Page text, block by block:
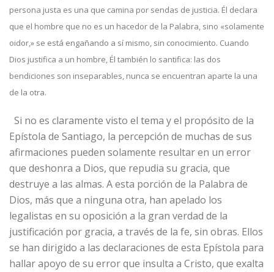
persona justa es una que camina por sendas de justicia. Él declara
que el hombre que no es un hacedor de la Palabra, sino «solamente
oidor,» se está engañando a sí mismo, sin conocimiento. Cuando
Dios justifica a un hombre, Él también lo santifica: las dos
bendiciones son inseparables, nunca se encuentran aparte la una
de la otra.
Si no es claramente visto el tema y el propósito de la
Epístola de Santiago, la percepción de muchas de sus
afirmaciones pueden solamente resultar en un error
que deshonra a Dios, que repudia su gracia, que
destruye a las almas. A esta porción de la Palabra de
Dios, más que a ninguna otra, han apelado los
legalistas en su oposición a la gran verdad de la
justificación por gracia, a través de la fe, sin obras. Ellos
se han dirigido a las declaraciones de esta Epístola para
hallar apoyo de su error que insulta a Cristo, que exalta